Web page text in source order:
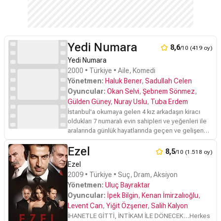
amiri Tansu; kasap Melahat; Ali Haydar’ın sert
babası Zülfikar; Vakkas’ın Melek’e sevdalı pısırık
oğlu Medet ve diğerleri...İşte sevinçleri, kaygıları,
umutları, umutsuzlukları, öfkeleri, acıları,
mutlulukları ve sevdaları ile “Öteki Türkiye”nin
hikayesi
Yedi Numara 8,6/10 (419 oy)
Yedi Numara
2000 • Türkiye • Aile, Komedi
Yönetmen: Haluk Bener, Sadullah Celen
Oyuncular: Okan Selvi, Şebnem Sönmez,
Gülden Güney, Nuray Uslu, Tuba Erdem
İstanbul'a okumaya gelen 4 kız arkadaşın kiracı
oldukları 7 numaralı evin sahipleri ve yeğenleri ile
aralarında günlük hayatlarında geçen ve gelişen
ve aynı ev... Birbirlerini anlamaya çalışırken
mücadelesi...Günlük hayatımıza komik bir bakış...
Ezel 8,5/10 (1.518 oy)
Ezel
2009 • Türkiye • Suç, Dram, Aksiyon
Yönetmen: Uluç Bayraktar
Oyuncular: İpek Bilgin, Kenan İmirzalıoğlu,
Levent Can, Yiğit Özşener, Salih Kalyon
İHANETLE GİTTİ, İNTİKAM İLE DÖNECEK…Herkes